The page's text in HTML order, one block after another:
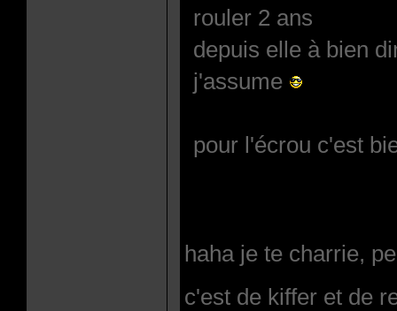
rouler 2 ans
depuis elle à bien
j'assume
pour l'écrou c'est
haha je te charrie,
c'est de kiffer et de